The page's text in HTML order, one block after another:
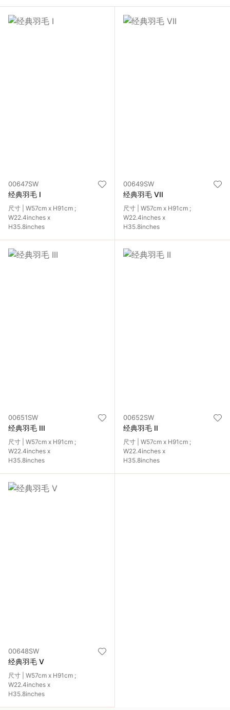
言
00647SW
经典羽毛 I
尺寸 | W57cm x H91cm ;
W22.4inches x
H35.8inches
00649SW
经典羽毛 VII
尺寸 | W57cm x H91cm ;
W22.4inches x
H35.8inches
00651SW
经典羽毛 III
尺寸 | W57cm x H91cm ;
W22.4inches x
H35.8inches
00652SW
经典羽毛 II
尺寸 | W57cm x H91cm ;
W22.4inches x
H35.8inches
00648SW
经典羽毛 V
尺寸 | W57cm x H91cm ;
W22.4inches x
H35.8inches